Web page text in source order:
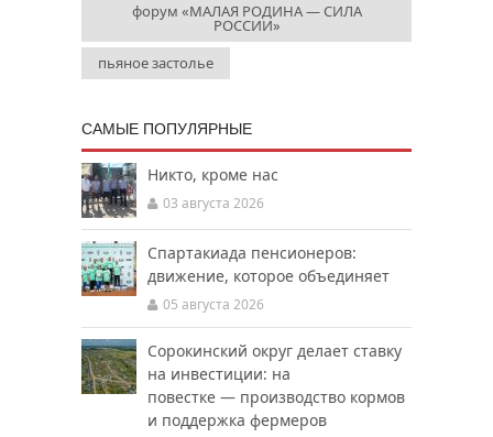
форум «МАЛАЯ РОДИНА — СИЛА
РОССИИ»
пьяное застолье
САМЫЕ ПОПУЛЯРНЫЕ
Никто, кроме нас
03 августа 2026
Спартакиада пенсионеров:
движение, которое объединяет
05 августа 2026
Сорокинский округ делает ставку
на инвестиции: на
повестке — производство кормов
и поддержка фермеров